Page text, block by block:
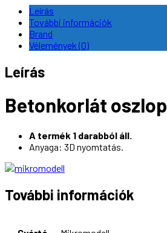
Leírás
További információk
Brand
Vélemények (0)
Leírás
Betonkorlát oszlop
A termék 1 darabból áll.
Anyaga: 3D nyomtatás.
További információk